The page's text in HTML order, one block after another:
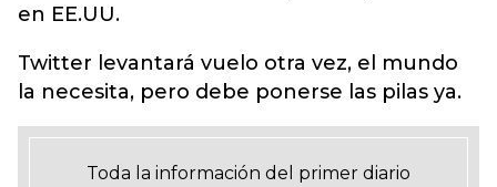
en EE.UU.
Twitter levantará vuelo otra vez, el mundo
la necesita, pero debe ponerse las pilas ya.
Toda la información del primer diario